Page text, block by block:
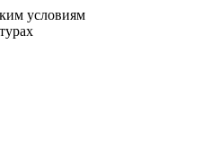
условиям